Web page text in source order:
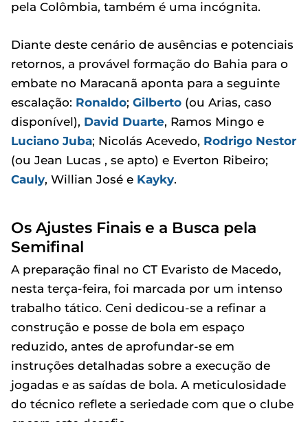
pela Colômbia, também é uma incógnita.
Diante deste cenário de ausências e potenciais
retornos, a provável formação do Bahia para o
embate no Maracanã aponta para a seguinte
escalação: Ronaldo; Gilberto (ou Arias, caso
disponível), David Duarte, Ramos Mingo e
Luciano Juba; Nicolás Acevedo, Rodrigo Nestor
(ou Jean Lucas , se apto) e Everton Ribeiro;
Cauly, Willian José e Kayky.
Os Ajustes Finais e a Busca pela
Semifinal
A preparação final no CT Evaristo de Macedo,
nesta terça-feira, foi marcada por um intenso
trabalho tático. Ceni dedicou-se a refinar a
construção e posse de bola em espaço
reduzido, antes de aprofundar-se em
instruções detalhadas sobre a execução de
jogadas e as saídas de bola. A meticulosidade
do técnico reflete a seriedade com que o clube